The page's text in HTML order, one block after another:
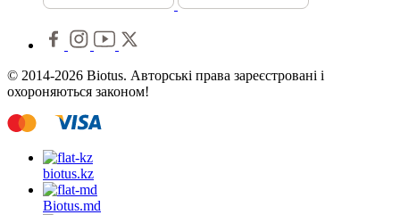
© 2014-2026 Biotus. Авторські права зареєстровані і
охороняються законом!
biotus.kz
Biotus.md